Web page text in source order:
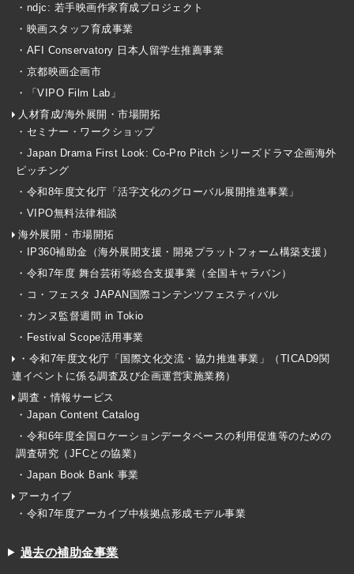
・ndjc: 若手映画作家育成プロジェクト
・映画スタッフ育成事業
・AFI Conservatory 日本人留学生推薦事業
・京都映画企画市
・「VIPO Film Lab」
人材育成/海外展開・市場開拓
・セミナー・ワークショップ
・Japan Drama First Look: Co-Pro Pitch シリーズドラマ企画海外
ピッチング
・令和8年度文化庁「活字文化のグローバル展開推進事業」
・VIPO無料法律相談
海外展開・市場開拓
・IP360補助金（海外展開支援・開発プラットフォーム構築支援）
・令和7年度 舞台芸術等総合支援事業（全国キャラバン）
・コ・フェスタ JAPAN国際コンテンツフェスティバル
・カンヌ監督週間 in Tokio
・Festival Scope活用事業
・令和7年度文化庁「国際文化交流・協力推進事業」（TICAD9関
連イベントに係る調査及び企画運営実施業務）
調査・情報サービス
・Japan Content Catalog
・令和6年度全国ロケーションデータベースの利用促進等のための
調査研究（JFCとの協業）
・Japan Book Bank 事業
アーカイブ
・令和7年度アーカイブ中核拠点形成モデル事業
過去の補助金事業